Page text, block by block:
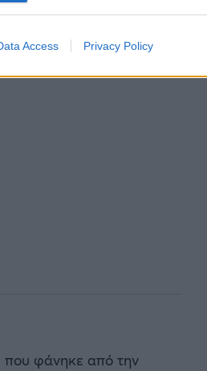
Access Privacy Policy
που φάνηκε από την